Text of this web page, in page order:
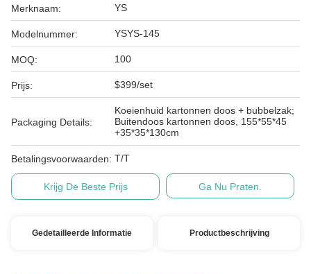
Merknaam: YS
Modelnummer: YSYS-145
MOQ: 100
Prijs: $399/set
Packaging Details:
Koeienhuid kartonnen doos + bubbelzak;
Buitendoos kartonnen doos, 155*55*45
+35*35*130cm
Betalingsvoorwaarden: T/T
Krijg De Beste Prijs Ga Nu Praten.
Gedetailleerde Informatie Productbeschrijving